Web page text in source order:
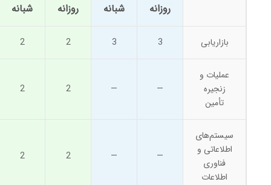
روزانه شبانه روزانه شبانه
بازاریابی 3
3
2
2
عملیات و
زنجیره
تأمین
—
—
2
2
سیستم‌های
اطلاعاتی و
فناوری
اطلاعات
—
—
2
2